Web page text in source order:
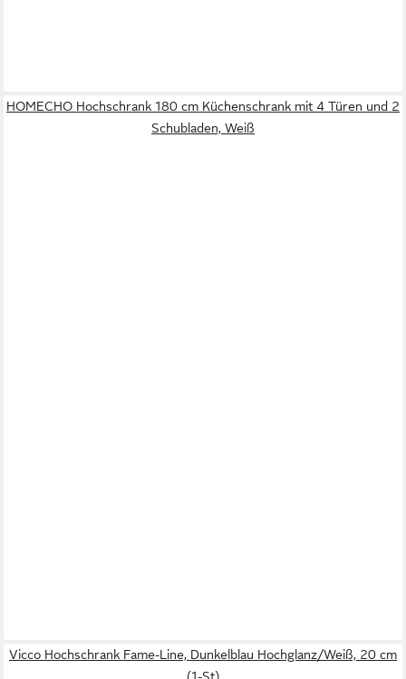
HOMECHO Hochschrank 180 cm Küchenschrank mit 4 Türen und 2
Schubladen, Weiß
Vicco Hochschrank Fame-Line, Dunkelblau Hochglanz/Weiß, 20 cm